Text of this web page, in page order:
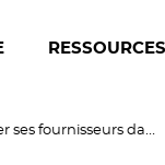
RESSOURCES
Comment piloter et accompagner ses fournisseurs dans l’incertitude ?